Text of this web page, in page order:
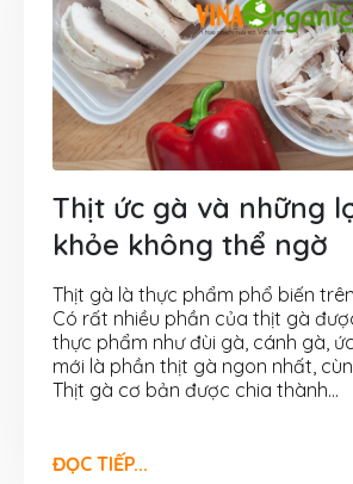
Thịt ức gà và những
khỏe không thể ngờ
Thịt gà là thực phẩm phổ biến
Có rất nhiều phần của thịt gà
thực phẩm như đùi gà, cánh gà,
mới là phần thịt gà ngon nhất,
Thịt gà cơ bản được chia thành...
ĐỌC TIẾP...